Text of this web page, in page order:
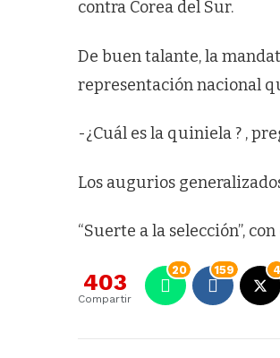
contra Corea del Sur.
De buen talante, la
representación nacional
-¿Cuál es la quiniela ? ,
Los augurios
“Suerte a la selección”,
403
Compartir
20 159 4